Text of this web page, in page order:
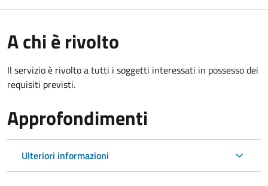
A chi è rivolto
Il servizio è rivolto a tutti i soggetti interessati in possesso dei
requisiti previsti.
Approfondimenti
Ulteriori informazioni